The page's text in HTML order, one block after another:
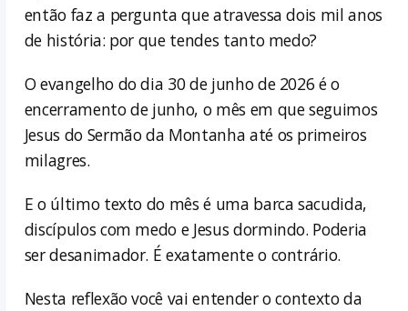
então faz a pergunta que atravessa dois mil anos
de história: por que tendes tanto medo?
O evangelho do dia 30 de junho de 2026 é o
encerramento de junho, o mês em que seguimos
Jesus do Sermão da Montanha até os primeiros
milagres.
E o último texto do mês é uma barca sacudida,
discípulos com medo e Jesus dormindo. Poderia
ser desanimador. É exatamente o contrário.
Nesta reflexão você vai entender o contexto da